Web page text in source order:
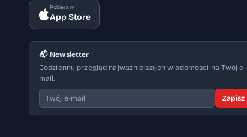
Pobierz w
App Store
📬 Newsletter
Codzienny przegląd najważniejszych wiadomości na Twój e-
mail.
Zapisz